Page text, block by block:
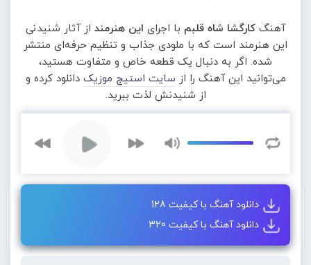
آهنگ کارگشا شاه قلبم با اجرای این هنرمند از آثار شنیدنی
این هنرمند است که با ملودی جذاب و تنظیم حرفه‌ای منتشر
شده. اگر به دنبال یک قطعه خاص و متفاوت هستید،
می‌توانید این آهنگ را از سایت استیج موزیک دانلود کرده و
از شنیدنش لذت ببرید.
دانلود آهنگ با کیفیت 128
دانلود آهنگ با کیفیت 320